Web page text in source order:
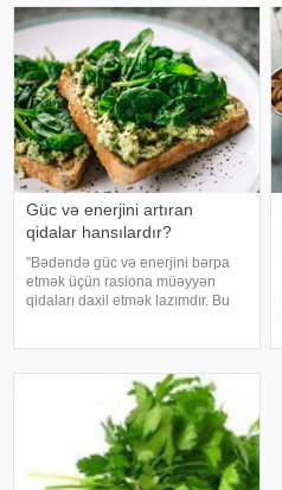
Kişilərdə isə həm də cinsi zəifliyə
gətirib çıxara bilir. Cins
Güc və enerjini artıran
qidalar hansılardır?
"Bədəndə güc və enerjini bərpa
etmək üçün rasiona müəyyən
qidaları daxil etmək lazımdır. Bu
İspanaq immunitet sistemin